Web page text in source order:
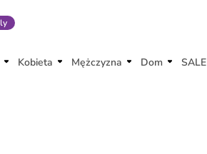
Kobieta Mężczyzna Dom SALE